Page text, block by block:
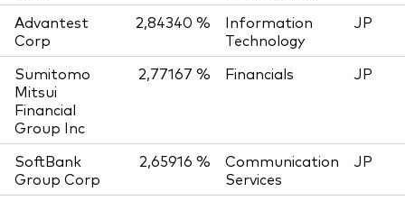
Advantest
Corp
2,84340 %
Information
Technology
JP
Sumitomo
Mitsui
Financial
Group Inc
2,77167 % Financials JP
SoftBank
Group Corp
2,65916 %
Communication
Services
JP